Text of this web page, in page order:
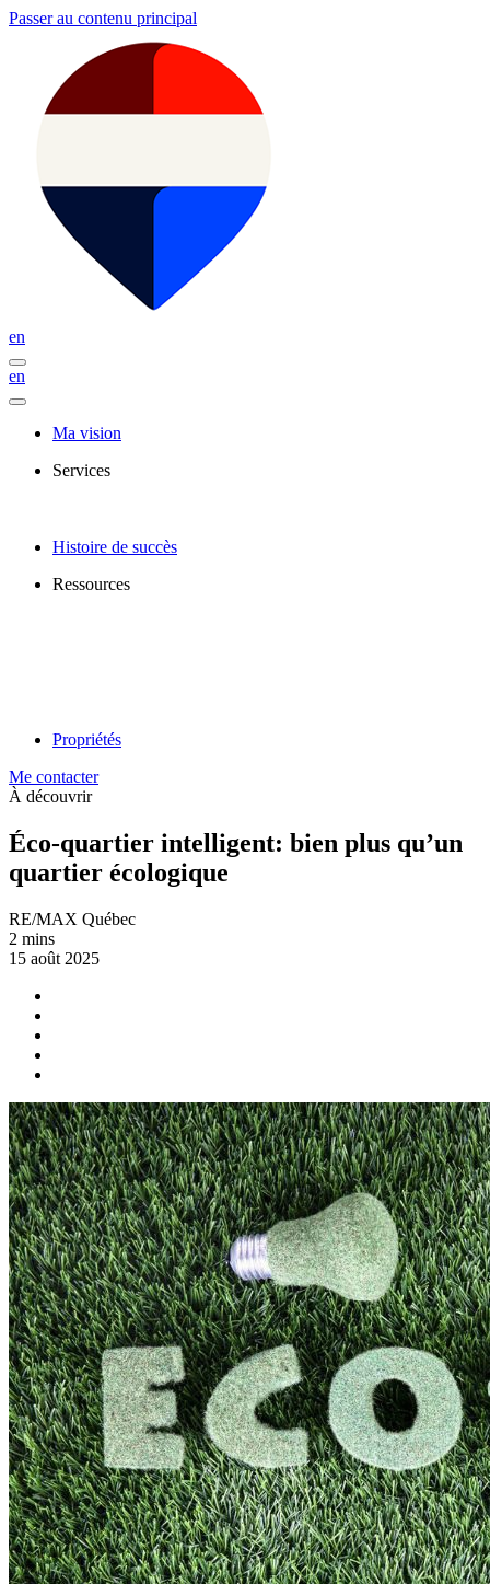
Passer au contenu principal
en
en
Ma vision
Services
Histoire de succès
Ressources
Propriétés
Me contacter
À découvrir
Éco-quartier intelligent: bien plus qu’un
quartier écologique
RE/MAX Québec
2 mins
15 août 2025